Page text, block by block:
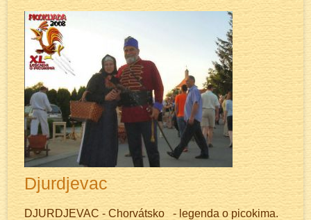
Djurdjevac
DJURDJEVAC - Chorvátsko - legenda o picokima.